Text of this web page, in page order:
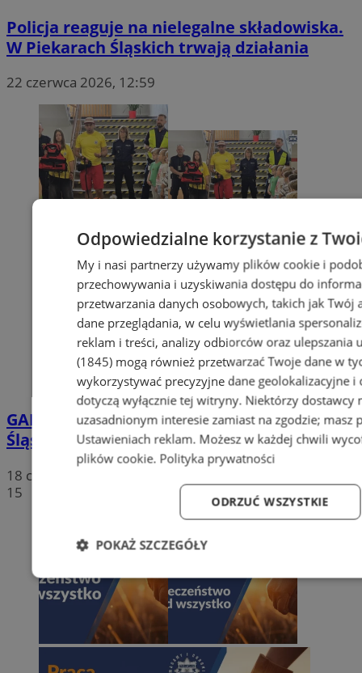
Policja reaguje na nielegalne składowiska.
W Piekarach Śląskich trwają działania
22 czerwca 2026, 12:59
GALERIA
Bezpieczne wakacje w Piekarach
Śląskich. Służby edukują dzieci i seniorów
18 czerwca 2026, 19:52
15
Odpowiedzialne korzystanie z
My i nasi partnerzy używamy plików cookie i
przechowywania i uzyskiwania dostępu do
przetwarzania danych osobowych, takich jak
dane przeglądania, w celu wyświetlania
reklam i treści, analizy odbiorców oraz ulepszania
(1845)mogą również przetwarzać Twoje dane w
wykorzystywać precyzyjne dane geolokalizacyjne
dotyczą wyłącznie tej witryny. Niektórzy dostawcy
uzasadnionym interesie zamiast na zgodzie; masz
Ustawieniach reklam. Możesz w każdej chwili
plików cookie. Polityka prywatności
ODRZUĆ WSZYSTKIE
POKAŻ SZCZEGÓŁY
Niezbędne Wydajność Targetowanie